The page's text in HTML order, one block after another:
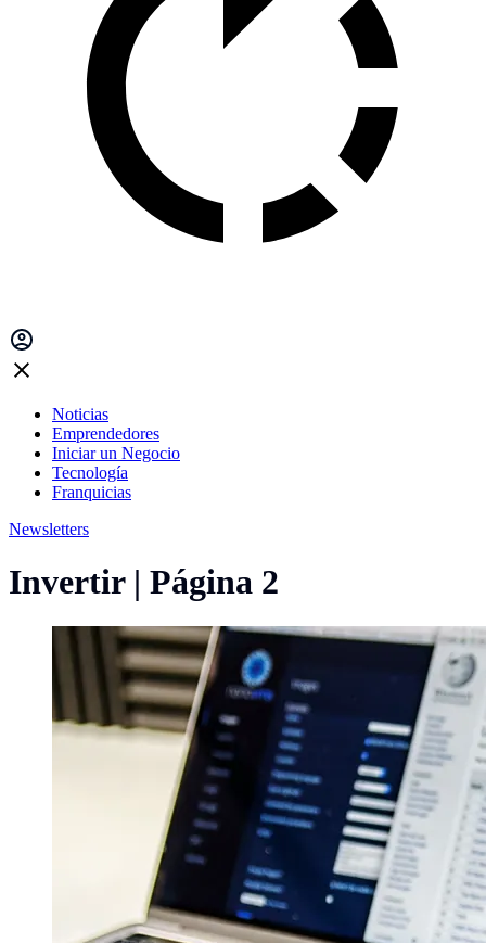
Noticias
Emprendedores
Iniciar un Negocio
Tecnología
Franquicias
Newsletters
Invertir | Página 2